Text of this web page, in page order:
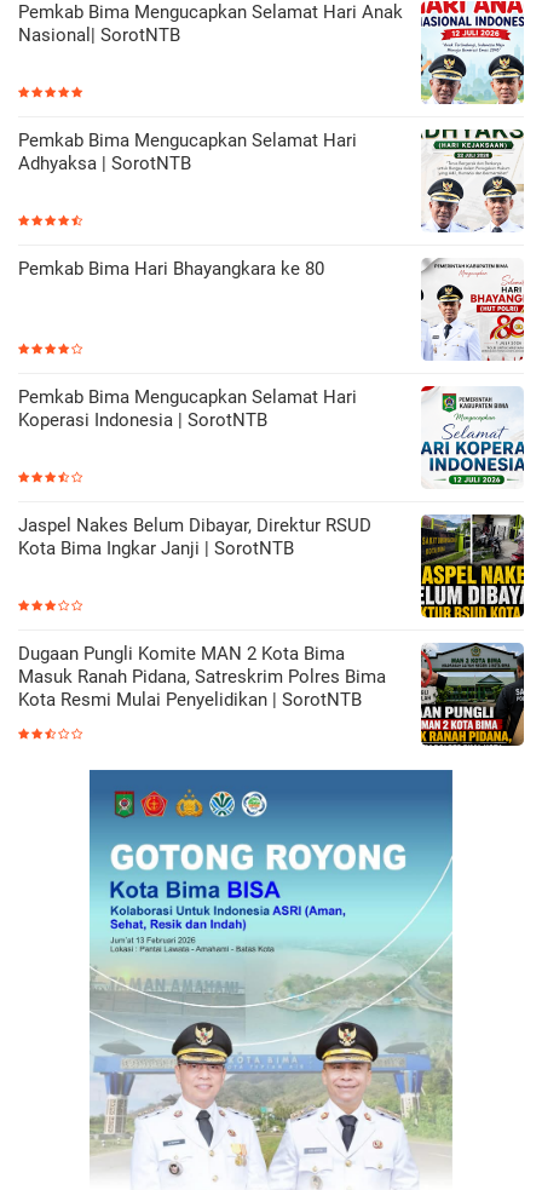
Pemkab Bima Mengucapkan Selamat Hari Anak
Nasional| SorotNTB
Pemkab Bima Mengucapkan Selamat Hari
Adhyaksa | SorotNTB
Pemkab Bima Hari Bhayangkara ke 80
Pemkab Bima Mengucapkan Selamat Hari
Koperasi Indonesia | SorotNTB
Jaspel Nakes Belum Dibayar, Direktur RSUD
Kota Bima Ingkar Janji | SorotNTB
Dugaan Pungli Komite MAN 2 Kota Bima
Masuk Ranah Pidana, Satreskrim Polres Bima
Kota Resmi Mulai Penyelidikan | SorotNTB